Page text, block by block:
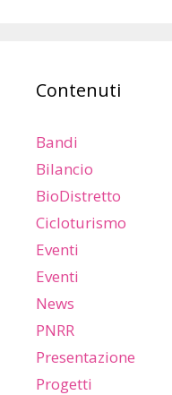
Contenuti
Bandi
Bilancio
BioDistretto
Cicloturismo
Eventi
Eventi
News
PNRR
Presentazione
Progetti